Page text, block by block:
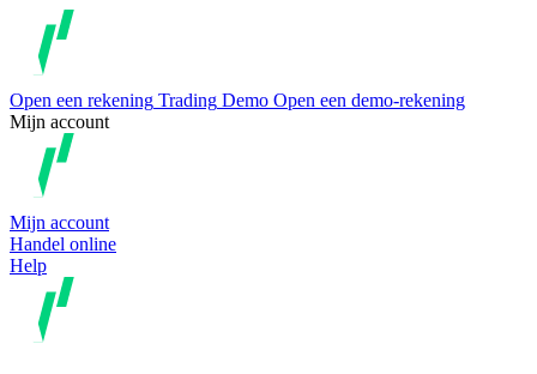
Open een rekening Trading Demo Open een demo-rekening
Mijn account
Mijn account
Handel online
Help